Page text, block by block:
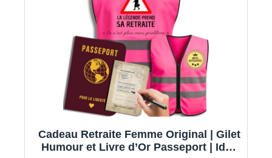
Cadeau Retraite Femme Original | Gilet
Humour et Livre d’Or Passeport | Idée